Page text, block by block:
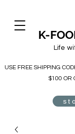
K-
Life
USE FREE SHIPPING
$100 OR